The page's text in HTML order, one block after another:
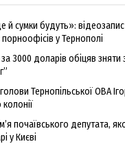
сумки будуть»: відеозапис
у Тернополі
3000 доларів обіцяв зняти
Тернопільської ОВА
почаївського депутата,
у Києві